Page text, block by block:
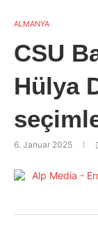
ALMANYA
CSU
Hülya
6. Januar 2025